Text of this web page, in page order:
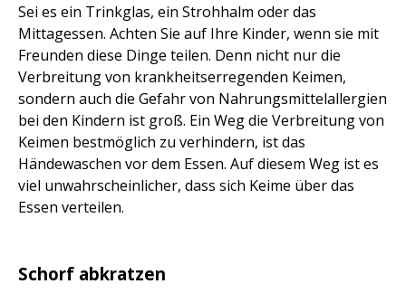
Sei es ein Trinkglas, ein Strohhalm oder das
Mittagessen. Achten Sie auf Ihre Kinder, wenn sie mit
Freunden diese Dinge teilen. Denn nicht nur die
Verbreitung von krankheitserregenden Keimen,
sondern auch die Gefahr von Nahrungsmittelallergien
bei den Kindern ist groß. Ein Weg die Verbreitung von
Keimen bestmöglich zu verhindern, ist das
Händewaschen vor dem Essen. Auf diesem Weg ist es
viel unwahrscheinlicher, dass sich Keime über das
Essen verteilen.
Schorf abkratzen